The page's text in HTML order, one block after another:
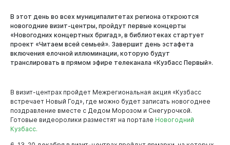
Новокузнецк
В этот день во всех муниципалитетах региона откроются
новогодние визит-центры, пройдут первые концерты
«Новогодних концертных бригад», в библиотеках стартует
проект «Читаем всей семьей». Завершит день эстафета
включения елочной иллюминации, которую будут
транслировать в прямом эфире телеканала «Кузбасс Первый».
В визит-центрах пройдет Межрегиональная акция «Кузбасс
встречает Новый Год», где можно будет записать новогоднее
поздравление вместе с Дедом Морозом и Снегурочкой.
Готовые видеоролики разместят на портале Новогодний
Кузбасс.